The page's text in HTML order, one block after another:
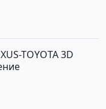
TOYOTA 3D